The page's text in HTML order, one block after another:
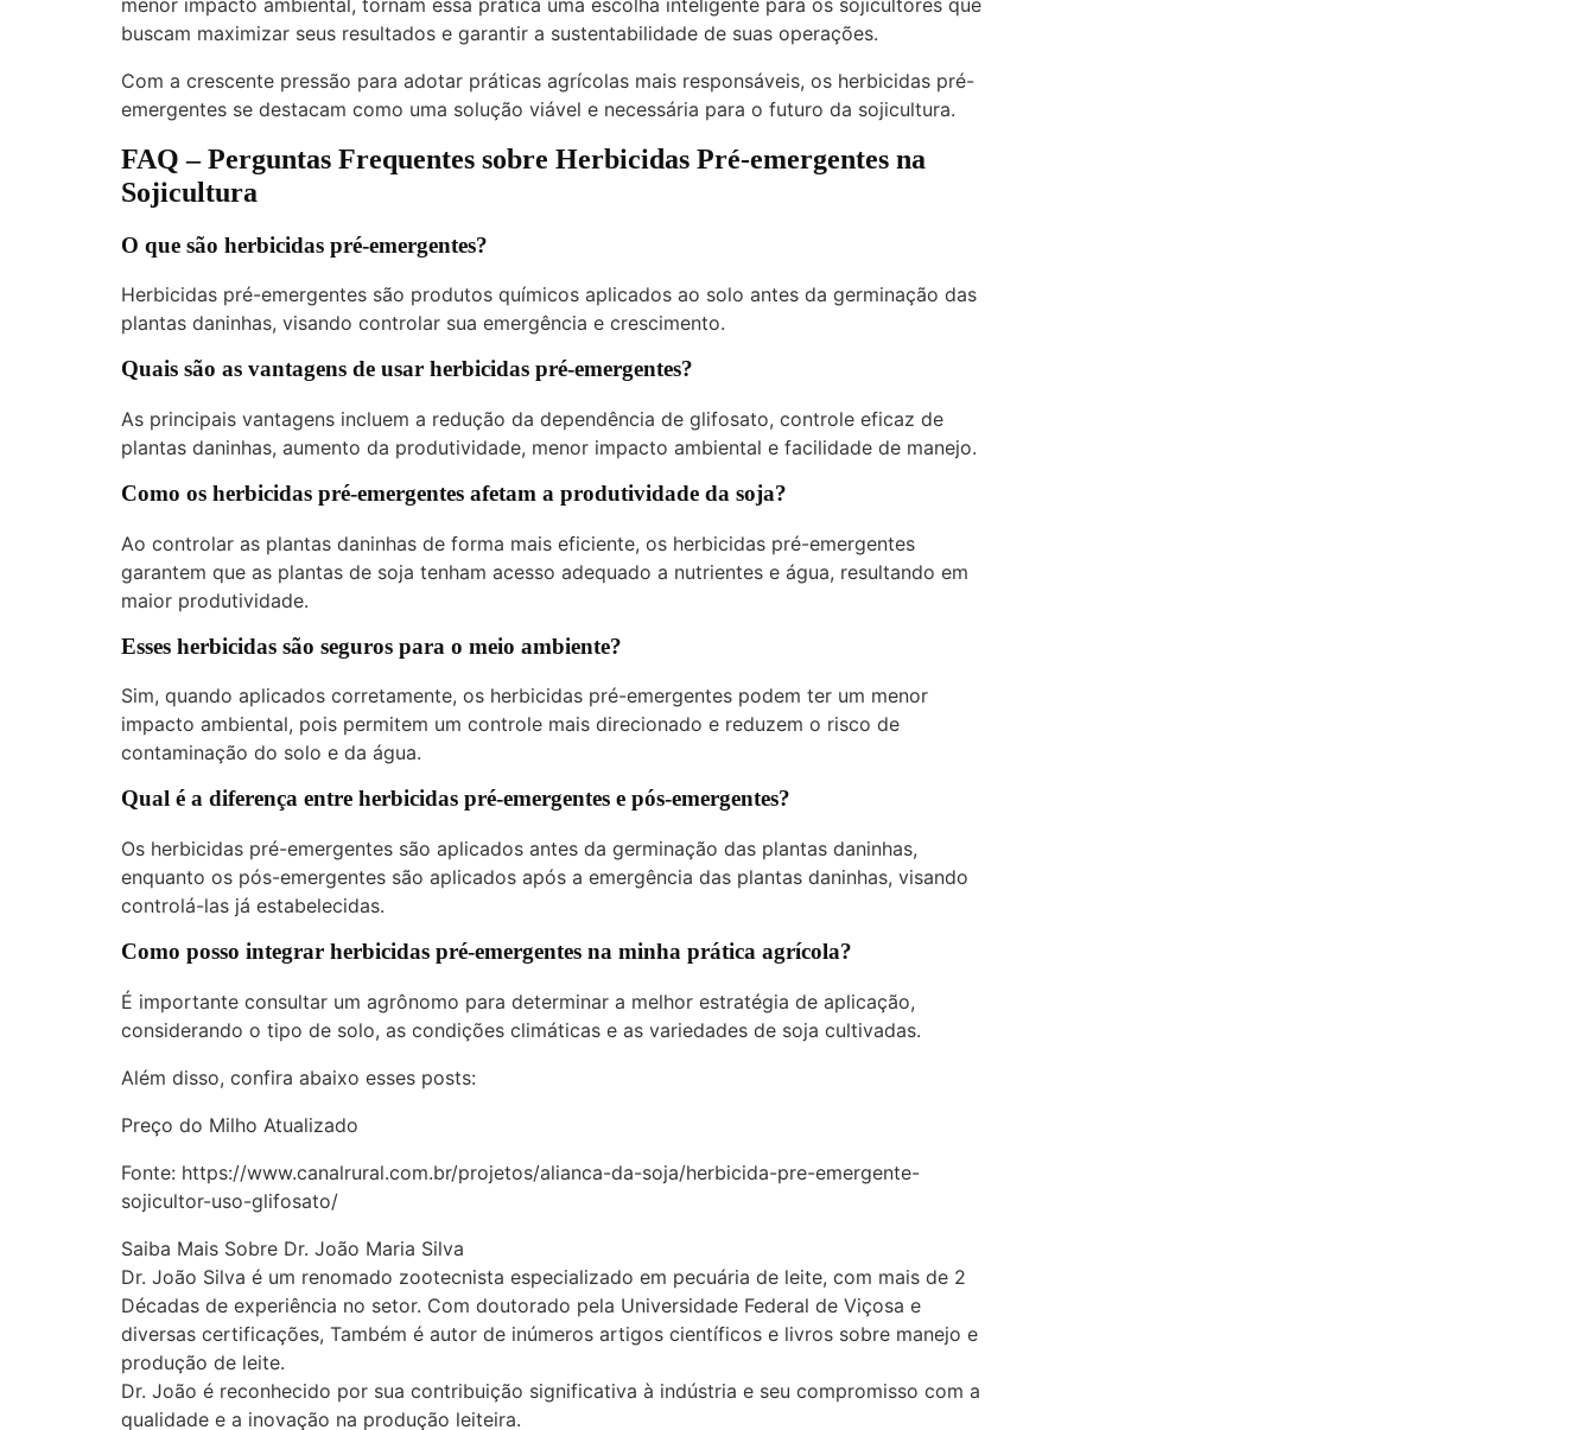
buscam maximizar seus resultados e garantir a sustentabilidade de suas operações.
Com a crescente pressão para adotar práticas agrícolas mais responsáveis, os herbicidas pré-
emergentes se destacam como uma solução viável e necessária para o futuro da sojicultura.
FAQ – Perguntas Frequentes sobre Herbicidas Pré-emergentes na
Sojicultura
O que são herbicidas pré-emergentes?
Herbicidas pré-emergentes são produtos químicos aplicados ao solo antes da germinação das
plantas daninhas, visando controlar sua emergência e crescimento.
Quais são as vantagens de usar herbicidas pré-emergentes?
As principais vantagens incluem a redução da dependência de glifosato, controle eficaz de
plantas daninhas, aumento da produtividade, menor impacto ambiental e facilidade de manejo.
Como os herbicidas pré-emergentes afetam a produtividade da soja?
Ao controlar as plantas daninhas de forma mais eficiente, os herbicidas pré-emergentes
garantem que as plantas de soja tenham acesso adequado a nutrientes e água, resultando em
maior produtividade.
Esses herbicidas são seguros para o meio ambiente?
Sim, quando aplicados corretamente, os herbicidas pré-emergentes podem ter um menor
impacto ambiental, pois permitem um controle mais direcionado e reduzem o risco de
contaminação do solo e da água.
Qual é a diferença entre herbicidas pré-emergentes e pós-emergentes?
Os herbicidas pré-emergentes são aplicados antes da germinação das plantas daninhas,
enquanto os pós-emergentes são aplicados após a emergência das plantas daninhas, visando
controlá-las já estabelecidas.
Como posso integrar herbicidas pré-emergentes na minha prática agrícola?
É importante consultar um agrônomo para determinar a melhor estratégia de aplicação,
considerando o tipo de solo, as condições climáticas e as variedades de soja cultivadas.
Além disso, confira abaixo esses posts:
Preço do Milho Atualizado
Fonte: https://www.canalrural.com.br/projetos/alianca-da-soja/herbicida-pre-emergente-
sojicultor-uso-glifosato/
Saiba Mais Sobre Dr. João Maria Silva
Dr. João Silva é um renomado zootecnista especializado em pecuária de leite, com mais de 2
Décadas de experiência no setor. Com doutorado pela Universidade Federal de Viçosa e
diversas certificações, Também é autor de inúmeros artigos científicos e livros sobre manejo e
produção de leite.
Dr. João é reconhecido por sua contribuição significativa à indústria e seu compromisso com a
qualidade e a inovação na produção leiteira.